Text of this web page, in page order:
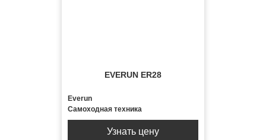
EVERUN ER28
Everun
Самоходная техника
Узнать цену